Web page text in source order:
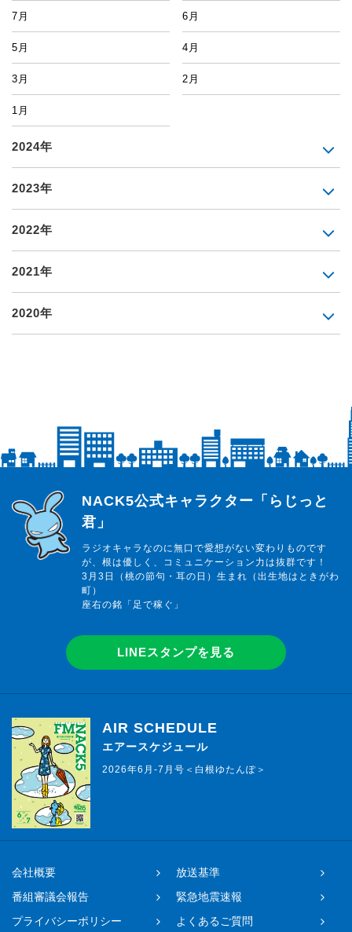
7月 6月
5月 4月
3月 2月
1月
2024年
2023年
2022年
2021年
2020年
らじっと君
NACK5公式キャラクター「らじっと
君」
ラジオキャラなのに無口で愛想がない変わりものです
が、根は優しく、コミュニケーション力は抜群です！
3月3日（桃の節句・耳の日）生まれ（出生地はときがわ
町）
座右の銘「足で稼ぐ」
LINEスタンプを見る
AIR SCHEDULE
エアースケジュール
2026年6月-7月号＜白根ゆたんぽ＞
会社概要
放送基準
番組審議会報告
緊急地震速報
プライバシーポリシー
よくあるご質問